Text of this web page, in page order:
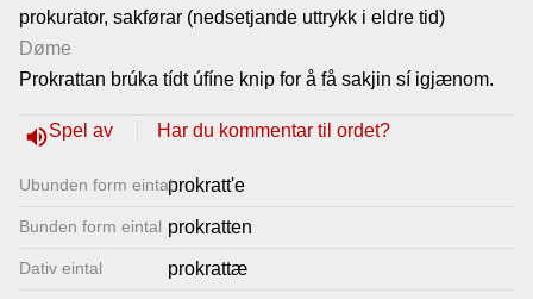
prokurator, sakførar (nedsetjande uttrykk i eldre tid)
Døme
Prokrattan brúka tídt úfíne knip for å få sakjin sí igjænom.
volume_upSpel av Har du kommentar til ordet?
Ubunden form eintalprokratt'e
Bunden form eintal prokratten
Dativ eintal prokrattæ
Gjestebok
Nyhende
Lenkjer